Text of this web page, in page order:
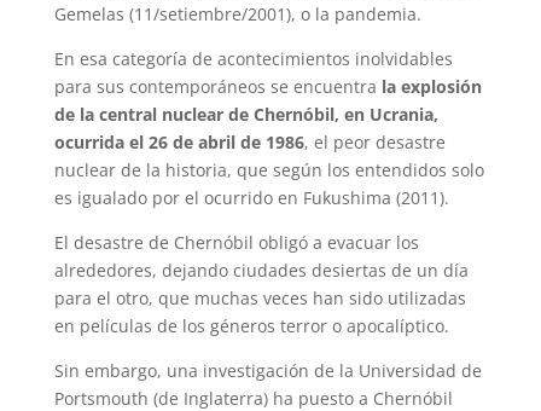
Gemelas (11/setiembre/2001), o la pandemia.
En esa categoría de acontecimientos inolvidables
para sus contemporáneos se encuentra la explosión
de la central nuclear de Chernóbil, en Ucrania,
ocurrida el 26 de abril de 1986, el peor desastre
nuclear de la historia, que según los entendidos solo
es igualado por el ocurrido en Fukushima (2011).
El desastre de Chernóbil obligó a evacuar los
alrededores, dejando ciudades desiertas de un día
para el otro, que muchas veces han sido utilizadas
en películas de los géneros terror o apocalíptico.
Sin embargo, una investigación de la Universidad de
Portsmouth (de Inglaterra) ha puesto a Chernóbil